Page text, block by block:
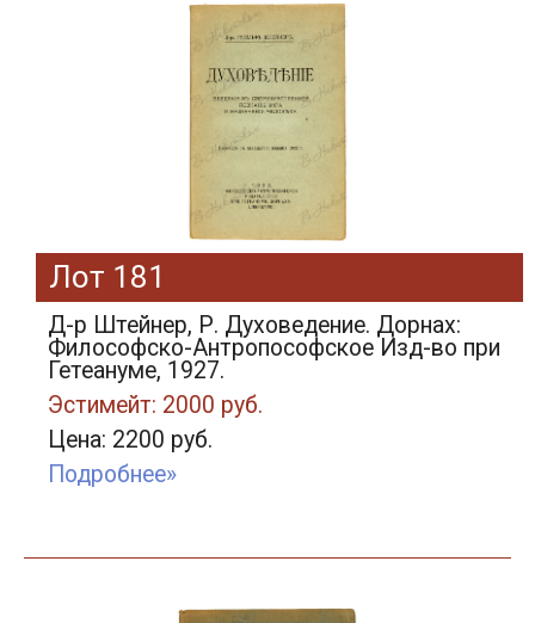
Лот 181
Д-р Штейнер, Р. Духоведение. Дорнах:
Философско-Антропософское Изд-во при
Гетеануме, 1927.
Эстимейт: 2000 руб.
Цена: 2200 руб.
Подробнее»